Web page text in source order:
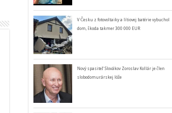
V Česku z fotovoltaiky a lítiovej batérie vybuchol
dom, škoda takmer 300 000 EUR
Nový spasiteľ Slovákov Zoroslav Kollár je člen
slobodomurárskej lóže